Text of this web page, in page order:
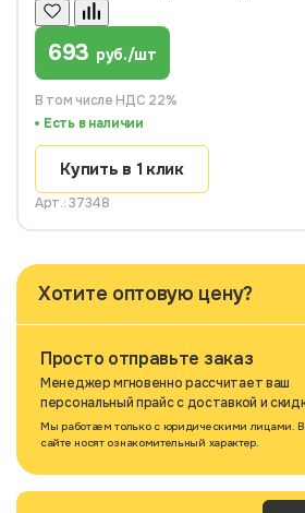
693 руб./шт
В том числе НДС 22%
Есть в наличии
Купить в 1 клик
Арт.: 37348
Хотите оптовую цену?
Просто отправьте заказ
Менеджер мгновенно рассчитает ваш
персональный прайс с доставкой и
Мы работаем только с юридическими лицами.
сайте носят ознакомительный характер.